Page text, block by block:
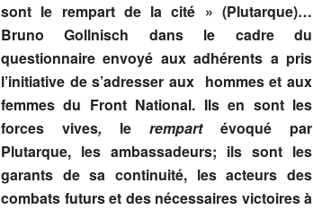
sont le rempart de la cité » (Plutarque)…
Bruno Gollnisch dans le cadre du
questionnaire envoyé aux adhérents a pris
l’initiative de s’adresser aux hommes et aux
femmes du Front National. Ils en sont les
forces vives, le rempartévoqué par
Plutarque, les ambassadeurs; ils sont les
garants de sa continuité, les acteurs des
combats futurs et des nécessaires victoires à